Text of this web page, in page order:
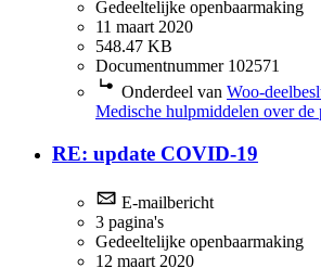
Gedeeltelijke openbaarmaking
11 maart 2020
548.47 KB
Documentnummer 102571
Onderdeel van Woo-
Medische hulpmiddelen over de
RE: update COVID-19
E-mailbericht
3 pagina's
Gedeeltelijke openbaarmaking
12 maart 2020